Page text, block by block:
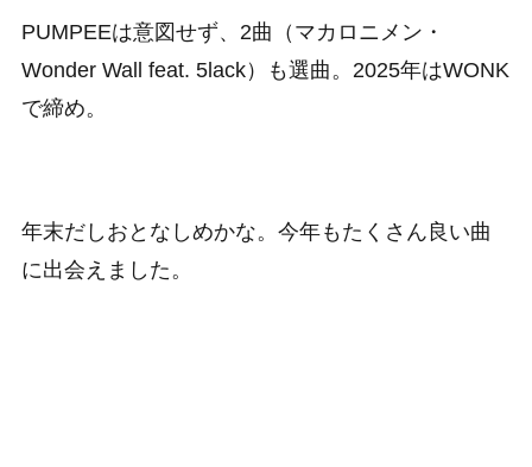
PUMPEEは意図せず、2曲（マカロニメン・
Wonder Wall feat. 5lack）も選曲。2025年はWONK
で締め。
年末だしおとなしめかな。今年もたくさん良い曲
に出会えました。